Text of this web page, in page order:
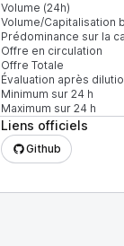
Volume (24h)
Volume/Capitalisation
Prédominance sur la
Offre en circulation
Offre Totale
Évaluation après
Minimum sur 24 h
Maximum sur 24 h
Liens officiels
Github
% du volume
100 %